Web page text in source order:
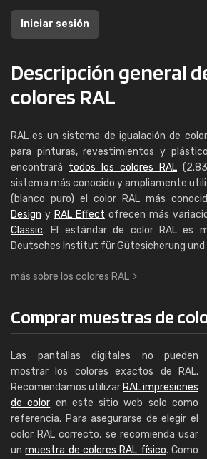
Iniciar sesión
Descripción general
colores RAL
RAL es un sistema de igualación de
para pinturas, revestimientos y
encontrará todos los colores RAL
sistema más conocido y ampliamente
(blanco puro) el color RAL más
Design y RAL Effect ofrecen más
Classic. El estándar de color RAL es
Deutsches Institut für Güte­siche­rung und
más sobre los colores RAL
Comprar muestras de
Las pantallas digitales no pueden
mostrar los colores exactos de RAL.
Recomendamos utilizar RAL impresiones
de color en este sitio web solo como
referencia. Para asegurarse de elegir el
color RAL correcto, se recomienda usar
unmuestra de colores RAL físico. Como